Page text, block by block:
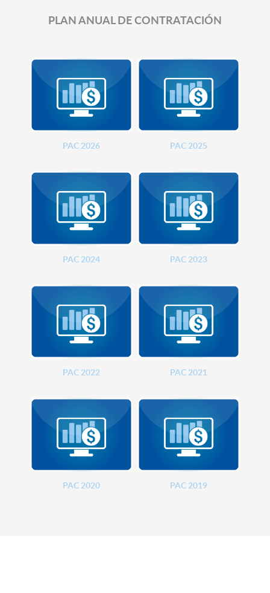
PLAN ANUAL DE CONTRATACIÓN
PAC 2026 PAC 2025
PAC 2024 PAC 2023
PAC 2022 PAC 2021
PAC 2020 PAC 2019